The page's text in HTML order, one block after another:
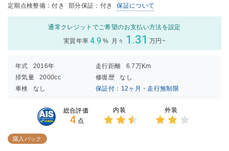
定期点検整備：付き 部分保証：付き 保証について
通常クレジットでご希望のお支払い方法を設定
実質年率 4.9 % 月々 1.31 万円~
年式 2016年 走行距離
6.7万Km
排気量
2000cc 修復歴
なし
車検
なし 保証付：12ヶ月・走行無制限
総合評価
4 点
内装 外装
購入パック